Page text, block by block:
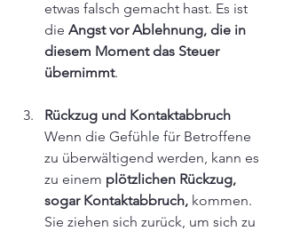
etwas falsch gemacht hast. Es ist
die Angst vor Ablehnung, die in
diesem Moment das Steuer
übernimmt.
Rückzug und Kontaktabbruch
Wenn die Gefühle für Betroffene
zu überwältigend werden, kann es
zu einem plötzlichen Rückzug,
sogar Kontaktabbruch, kommen.
Sie ziehen sich zurück, um sich zu